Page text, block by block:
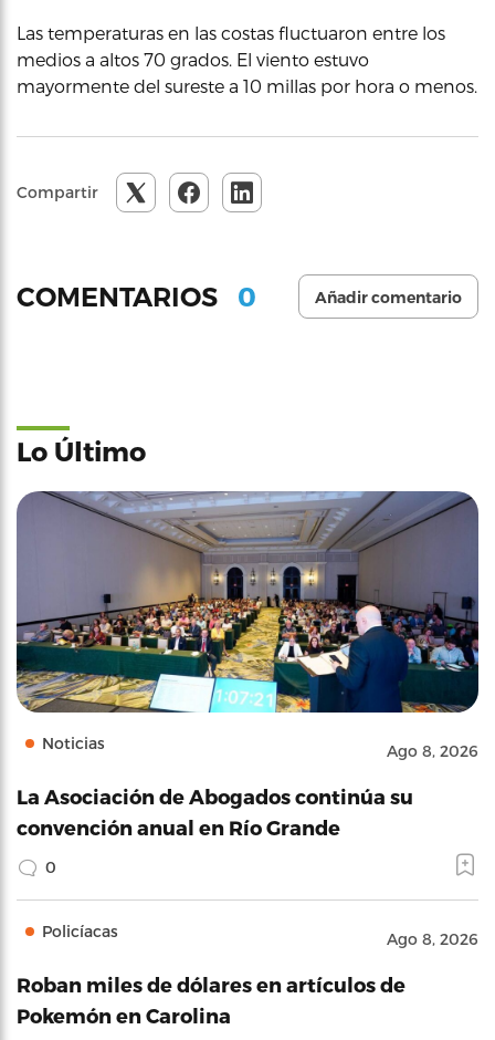
Las temperaturas en las costas fluctuaron entre los
medios a altos 70 grados. El viento estuvo
mayormente del sureste a 10 millas por hora o menos.
Compartir
COMENTARIOS 0 Añadir comentario
Lo Último
Noticias Ago 8, 2026
La Asociación de Abogados continúa su
convención anual en Río Grande
0
Policíacas Ago 8, 2026
Roban miles de dólares en artículos de
Pokemón en Carolina